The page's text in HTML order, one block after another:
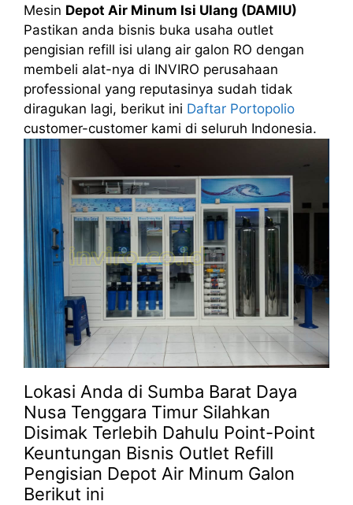
Mesin Depot Air Minum Isi Ulang (DAMIU)
Pastikan anda bisnis buka usaha outlet
pengisian refill isi ulang air galon RO dengan
membeli alat-nya di INVIRO perusahaan
professional yang reputasinya sudah tidak
diragukan lagi, berikut ini Daftar Portopolio
customer-customer kami di seluruh Indonesia.
Lokasi Anda di Sumba Barat Daya
Nusa Tenggara Timur Silahkan
Disimak Terlebih Dahulu Point-Point
Keuntungan Bisnis Outlet Refill
Pengisian Depot Air Minum Galon
Berikut ini